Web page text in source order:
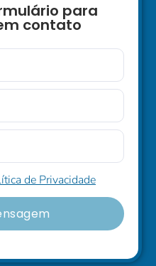
para
contato
de Privacidade